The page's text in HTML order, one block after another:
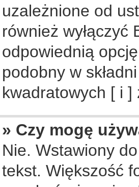
uzależnione od
również
odpowiednią
podobny w
kwadratowych [ i ]
» Czy mogę
Nie. Wstawiony
tekst. Większość